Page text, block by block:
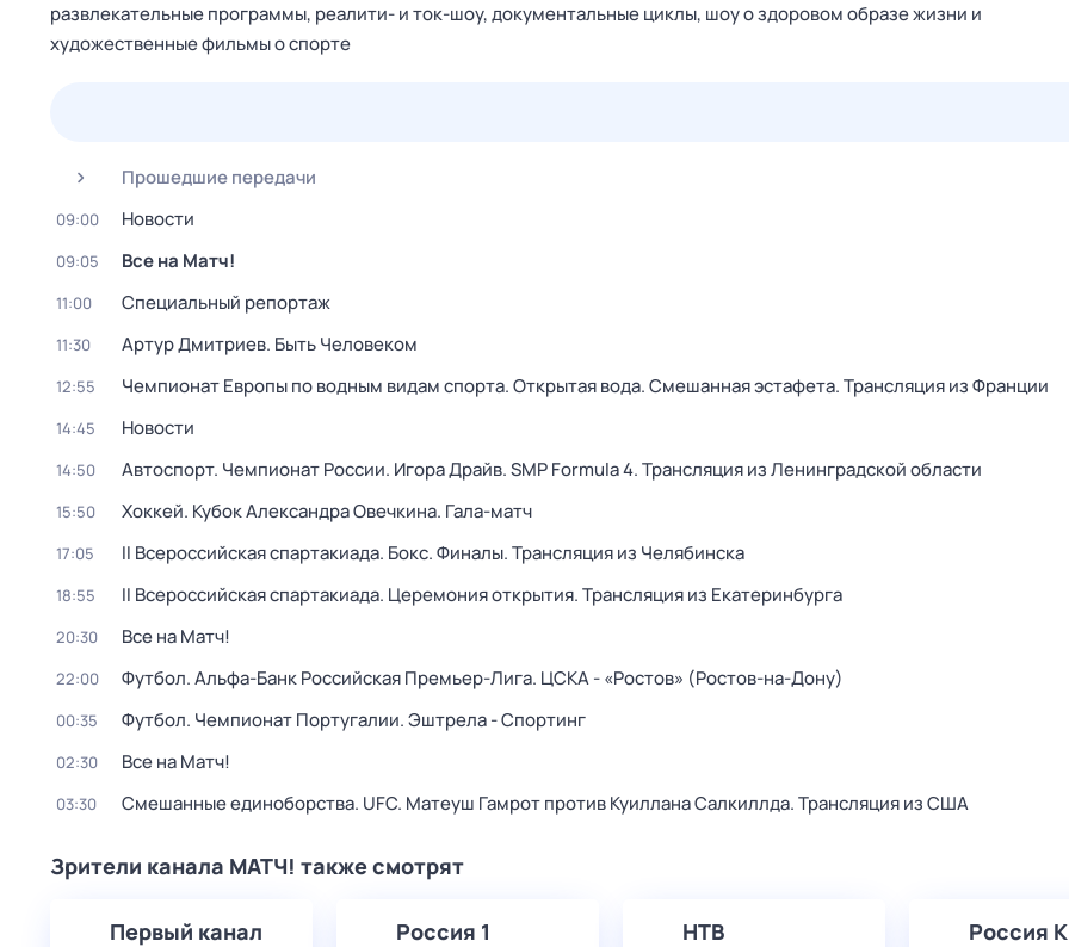
развлекательные программы, реалити- и ток-шоу, документальные циклы, шоу о здоровом образе жизни и
художественные фильмы о спорте
Прошедшие передачи
09:00 Новости
09:05 Все на Матч!
11:00 Специальный репортаж
11:30 Артур Дмитриев. Быть Человеком
12:55 Чемпионат Европы по водным видам спорта. Открытая вода. Смешанная эстафета. Трансляция из Франции
14:45 Новости
14:50 Автоспорт. Чемпионат России. Игора Драйв. SMP Formula 4. Трансляция из Ленинградской области
15:50 Хоккей. Кубок Александра Овечкина. Гала-матч
17:05 II Всероссийская спартакиада. Бокс. Финалы. Трансляция из Челябинска
18:55 II Всероссийская спартакиада. Церемония открытия. Трансляция из Екатеринбурга
20:30 Все на Матч!
22:00 Футбол. Альфа-Банк Российская Премьер-Лига. ЦСКА - «Ростов» (Ростов-на-Дону)
00:35 Футбол. Чемпионат Португалии. Эштрела - Спортинг
02:30 Все на Матч!
03:30 Смешанные единоборства. UFC. Матеуш Гамрот против Куиллана Салкиллда. Трансляция из США
Зрители канала МАТЧ! также смотрят
Первый канал Россия 1 НТВ Россия К